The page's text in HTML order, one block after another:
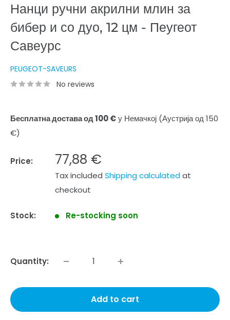
Нанци ручни акрилни млин за
бибер и со дуо, 12 цм - Пеугеот
Савеурс
PEUGEOT-SAVEURS
No reviews
Бесплатна достава од 100 €у Немачкој (Аустрија од 150
€)
Price: Sale
price
77,88 €
Tax included Shipping calculatedat
checkout
Stock: Re-stocking soon
Quantity:
Add to cart